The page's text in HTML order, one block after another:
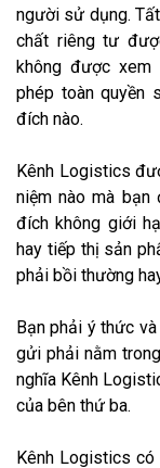
người sử dụng.
chất riêng tư
không được
phép toàn quyền
đích nào.
Kênh Logistics
niệm nào mà
đích không giới
hay tiếp thị sản
phải bồi thường
Bạn phải ‎ý thức
gửi phải nằm
nghĩa Kênh
của bên thứ ba.
Kênh Logistics